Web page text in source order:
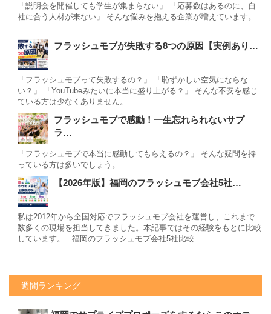
「説明会を開催しても学生が集まらない」 「応募数はあるのに、自
社に合う人材が来ない」 そんな悩みを抱える企業が増えています。
フラッシュモブが失敗する8つの原因【実例あり…
「フラッシュモブって失敗するの？」 「恥ずかしい空気にならな
い？」 「YouTubeみたいに本当に盛り上がる？」 そんな不安を感じ
ている方は少なくありません。 …
フラッシュモブで感動！一生忘れられないサプ
ラ…
「フラッシュモブで本当に感動してもらえるの？」 そんな疑問を持
っている方は多いでしょう。 …
【2026年版】福岡のフラッシュモブ会社5社…
私は2012年から全国対応でフラッシュモブ会社を運営し、これまで
数多くの現場を担当してきました。本記事ではその経験をもとに比較
しています。 福岡のフラッシュモブ会社5社比較 …
週間ランキング